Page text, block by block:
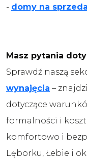
- domy na
Masz pytania
Sprawdź naszą
wynajęcia –
dotyczące
formalności i
komfortowo i
Lęborku, Łebie i